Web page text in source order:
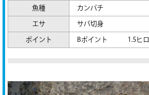
魚種 カンパチ
エサ サバ切身
ポイント Bポイント 1.5ヒロ